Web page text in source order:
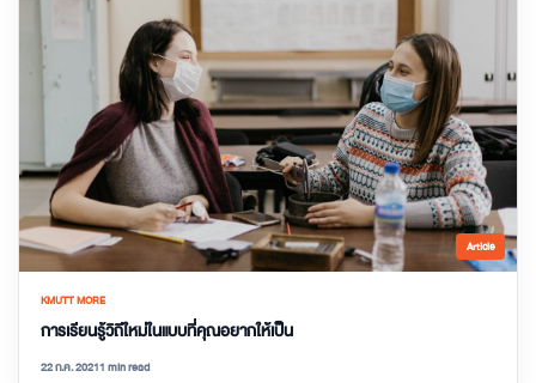
Article
KMUTT MORE
การเรียนรู้วิถีใหม่ในแบบที่คุณอยากให้เป็น
22 ก.ค. 20211 min read